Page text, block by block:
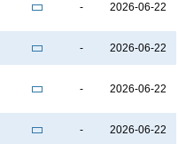
- 2026-06-22
- 2026-06-22
- 2026-06-22
- 2026-06-22